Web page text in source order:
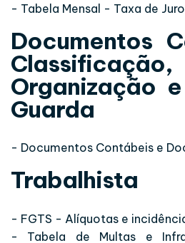
- Tabela Mensal - Taxa de
Documentos
Classificação,
Organização
Guarda
- Documentos Contábeis e
Trabalhista
- FGTS - Alíquotas e
- Tabela de Multas e